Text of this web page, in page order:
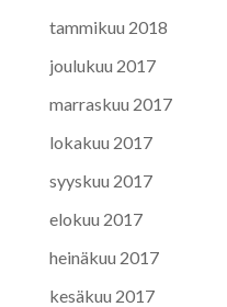
tammikuu 2018
joulukuu 2017
marraskuu 2017
lokakuu 2017
syyskuu 2017
elokuu 2017
heinäkuu 2017
kesäkuu 2017